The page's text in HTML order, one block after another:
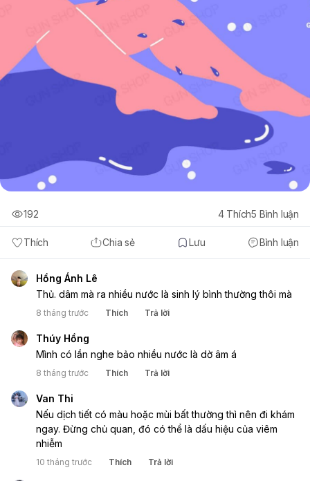
Thích Chia sẻ Lưu Bình luận
192 4 Thích5 Bình luận
Hồng Ánh Lê
Thủ. dâm mà ra nhiều nước là sinh lý bình thường thôi mà
8 tháng trước Thích Trả lời
Thúy Hồng
Mình có lần nghe bảo nhiều nước là dờ âm á
8 tháng trước Thích Trả lời
Van Thi
Nếu dịch tiết có màu hoặc mùi bất thường thì nên đi khám
ngay. Đừng chủ quan, đó có thể là dấu hiệu của viêm
nhiễm
10 tháng trước Thích Trả lời